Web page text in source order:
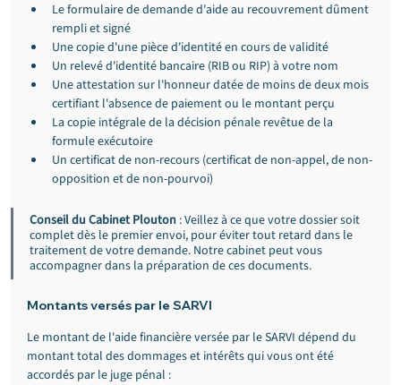
Le formulaire de demande d'aide au recouvrement dûment
rempli et signé
Une copie d'une pièce d'identité en cours de validité
Un relevé d'identité bancaire (RIB ou RIP) à votre nom
Une attestation sur l'honneur datée de moins de deux mois
certifiant l'absence de paiement ou le montant perçu
La copie intégrale de la décision pénale revêtue de la
formule exécutoire
Un certificat de non-recours (certificat de non-appel, de non-
opposition et de non-pourvoi)
Conseil du Cabinet Plouton : Veillez à ce que votre dossier soit
complet dès le premier envoi, pour éviter tout retard dans le
traitement de votre demande. Notre cabinet peut vous
accompagner dans la préparation de ces documents.
Montants versés par le SARVI
Le montant de l'aide financière versée par le SARVI dépend du
montant total des dommages et intérêts qui vous ont été
accordés par le juge pénal :